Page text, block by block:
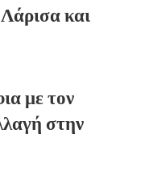
και
με τον
στην